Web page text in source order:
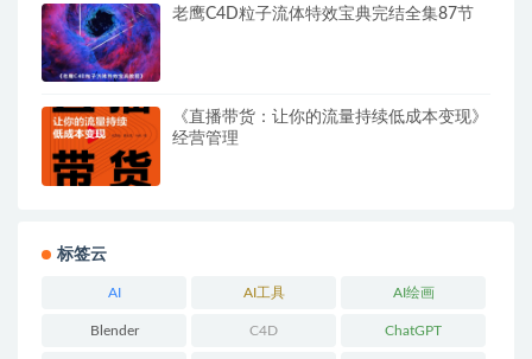
老鹰C4D粒子流体特效宝典完结全集87节
《直播带货：让你的流量持续低成本变现》
经营管理
标签云
AI AI工具 AI绘画
Blender C4D ChatGPT